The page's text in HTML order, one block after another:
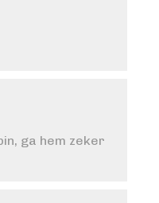
ga hem zeker